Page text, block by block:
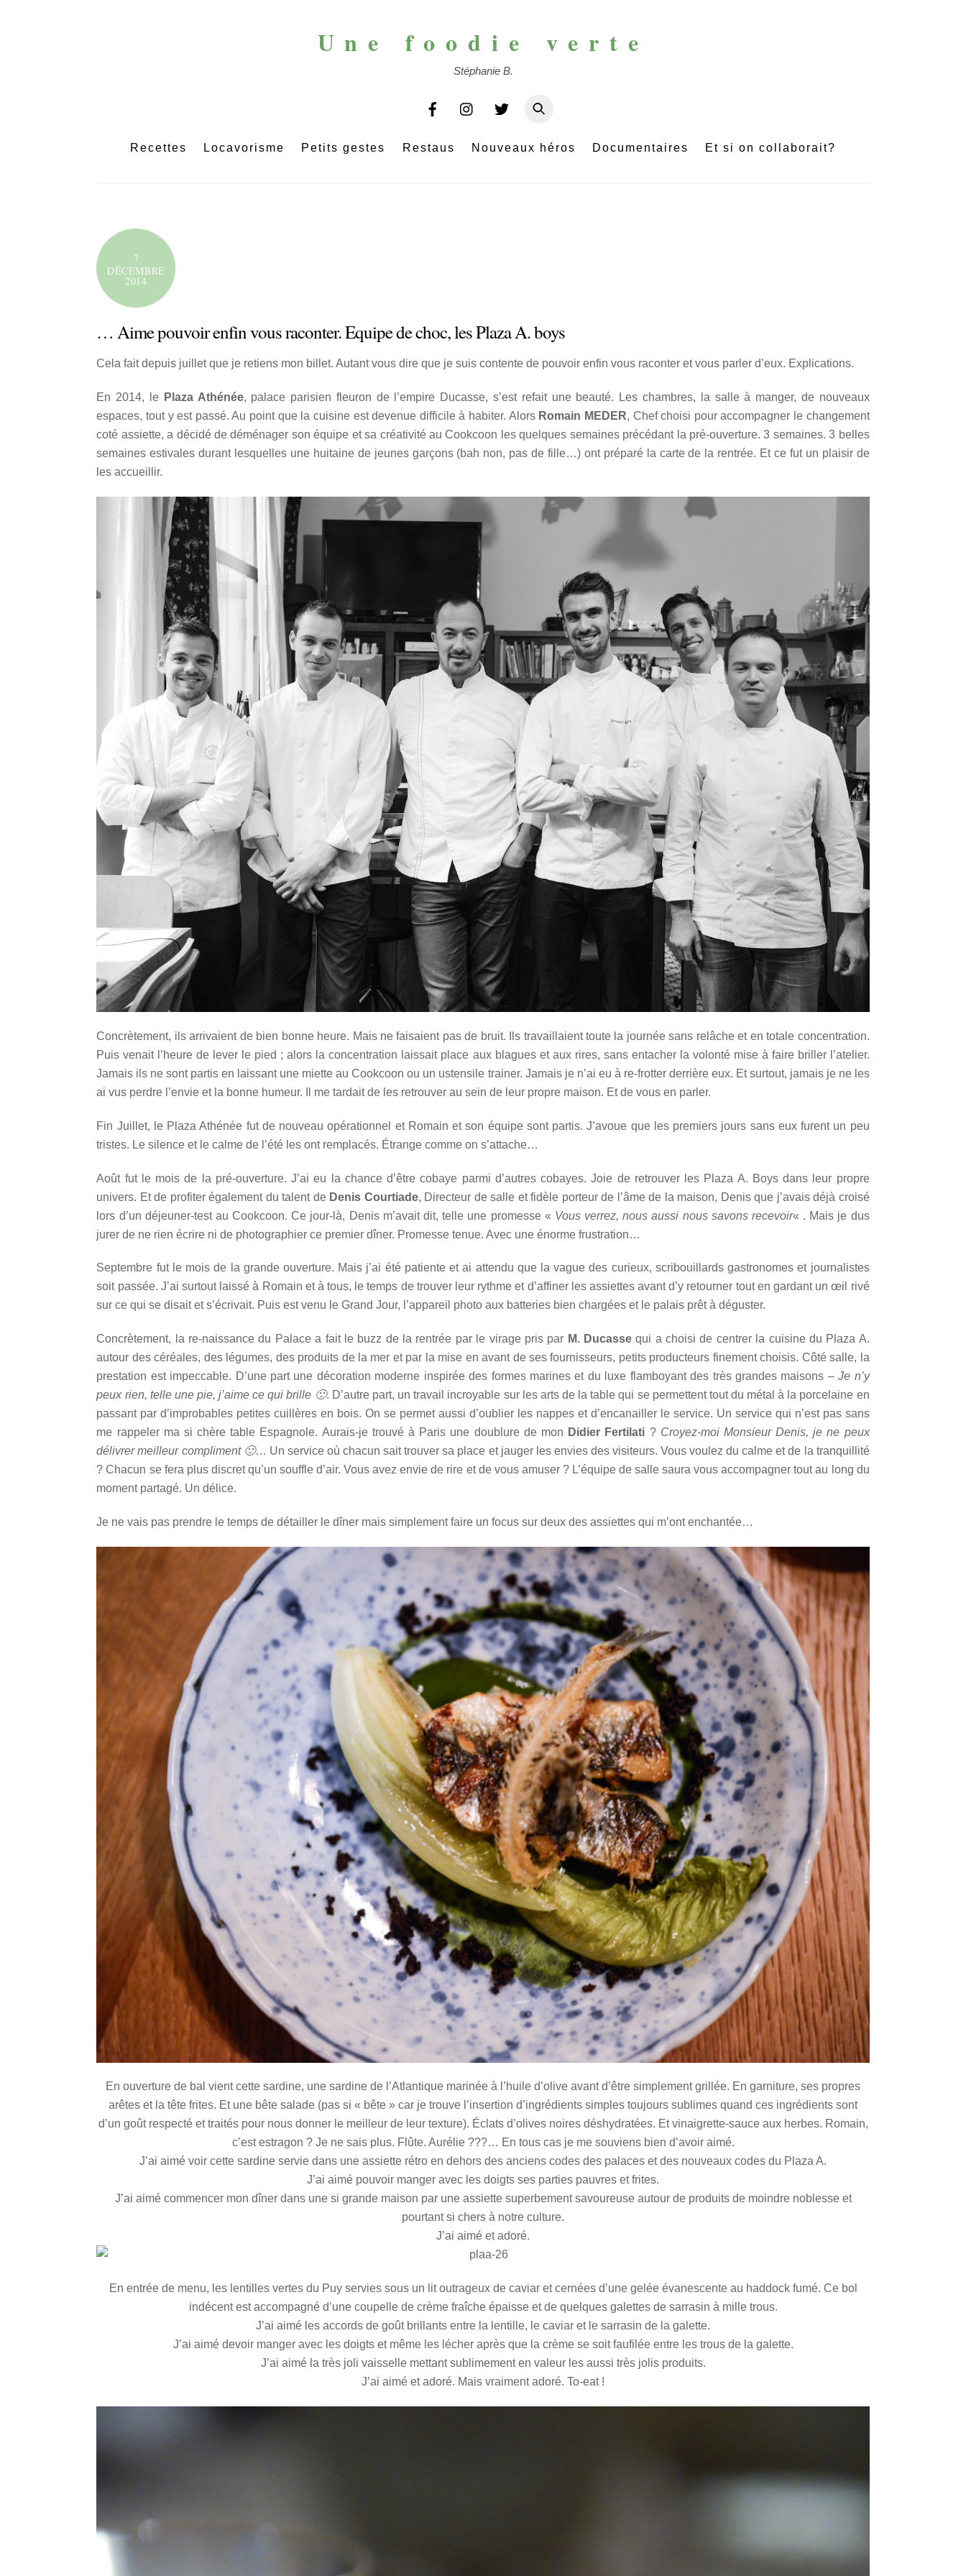
Une foodie verte
Stéphanie B.
Recettes Locavorisme Petits gestes Restaus Nouveaux héros Documentaires Et si on collaborait?
7
DÉCEMBRE
2014
… Aime pouvoir enfin vous raconter. Equipe de choc, les Plaza A. boys
Cela fait depuis juillet que je retiens mon billet. Autant vous dire que je suis contente de pouvoir enfin vous raconter et vous parler d’eux. Explications.
En 2014, le Plaza Athénée, palace parisien fleuron de l’empire Ducasse, s’est refait une beauté. Les chambres, la salle à manger, de nouveaux
espaces, tout y est passé. Au point que la cuisine est devenue difficile à habiter. Alors Romain MEDER, Chef choisi pour accompagner le changement
coté assiette, a décidé de déménager son équipe et sa créativité au Cookcoon les quelques semaines précédant la pré-ouverture. 3 semaines. 3 belles
semaines estivales durant lesquelles une huitaine de jeunes garçons (bah non, pas de fille…) ont préparé la carte de la rentrée. Et ce fut un plaisir de
les accueillir.
Concrètement, ils arrivaient de bien bonne heure. Mais ne faisaient pas de bruit. Ils travaillaient toute la journée sans relâche et en totale concentration.
Puis venait l’heure de lever le pied ; alors la concentration laissait place aux blagues et aux rires, sans entacher la volonté mise à faire briller l’atelier.
Jamais ils ne sont partis en laissant une miette au Cookcoon ou un ustensile trainer. Jamais je n’ai eu à re-frotter derrière eux. Et surtout, jamais je ne les
ai vus perdre l’envie et la bonne humeur. Il me tardait de les retrouver au sein de leur propre maison. Et de vous en parler.
Fin Juillet, le Plaza Athénée fut de nouveau opérationnel et Romain et son équipe sont partis. J’avoue que les premiers jours sans eux furent un peu
tristes. Le silence et le calme de l’été les ont remplacés. Étrange comme on s’attache…
Août fut le mois de la pré-ouverture. J’ai eu la chance d’être cobaye parmi d’autres cobayes. Joie de retrouver les Plaza A. Boys dans leur propre
univers. Et de profiter également du talent de Denis Courtiade, Directeur de salle et fidèle porteur de l’âme de la maison, Denis que j’avais déjà croisé
lors d’un déjeuner-test au Cookcoon. Ce jour-là, Denis m’avait dit, telle une promesse « Vous verrez, nous aussi nous savons recevoir« . Mais je dus
jurer de ne rien écrire ni de photographier ce premier dîner. Promesse tenue. Avec une énorme frustration…
Septembre fut le mois de la grande ouverture. Mais j’ai été patiente et ai attendu que la vague des curieux, scribouillards gastronomes et journalistes
soit passée. J’ai surtout laissé à Romain et à tous, le temps de trouver leur rythme et d’affiner les assiettes avant d’y retourner tout en gardant un œil rivé
sur ce qui se disait et s’écrivait. Puis est venu le Grand Jour, l’appareil photo aux batteries bien chargées et le palais prêt à déguster.
Concrètement, la re-naissance du Palace a fait le buzz de la rentrée par le virage pris par M. Ducassequi a choisi de centrer la cuisine du Plaza A.
autour des céréales, des légumes, des produits de la mer et par la mise en avant de ses fournisseurs, petits producteurs finement choisis. Côté salle, la
prestation est impeccable. D’une part une décoration moderne inspirée des formes marines et du luxe flamboyant des très grandes maisons –Je n’y
peux rien, telle une pie, j’aime ce qui brille 🙂. D’autre part, un travail incroyable sur les arts de la table qui se permettent tout du métal à la porcelaine en
passant par d’improbables petites cuillères en bois. On se permet aussi d’oublier les nappes et d’encanailler le service. Un service qui n’est pas sans
me rappeler ma si chère table Espagnole. Aurais-je trouvé à Paris une doublure de mon Didier Fertilati ? Croyez-moi Monsieur Denis, je ne peux
délivrer meilleur compliment 🙂… Un service où chacun sait trouver sa place et jauger les envies des visiteurs. Vous voulez du calme et de la tranquillité
? Chacun se fera plus discret qu’un souffle d’air. Vous avez envie de rire et de vous amuser ? L’équipe de salle saura vous accompagner tout au long du
moment partagé. Un délice.
Je ne vais pas prendre le temps de détailler le dîner mais simplement faire un focus sur deux des assiettes qui m’ont enchantée…
En ouverture de bal vient cette sardine, une sardine de l’Atlantique marinée à l’huile d’olive avant d’être simplement grillée. En garniture, ses propres
arêtes et la tête frites. Et une bête salade (pas si « bête » car je trouve l’insertion d’ingrédients simples toujours sublimes quand ces ingrédients sont
d’un goût respecté et traités pour nous donner le meilleur de leur texture). Éclats d’olives noires déshydratées. Et vinaigrette-sauce aux herbes. Romain,
c’est estragon ? Je ne sais plus. Flûte. Aurélie ???… En tous cas je me souviens bien d’avoir aimé.
J’ai aimé voir cette sardine servie dans une assiette rétro en dehors des anciens codes des palaces et des nouveaux codes du Plaza A.
J’ai aimé pouvoir manger avec les doigts ses parties pauvres et frites.
J’ai aimé commencer mon dîner dans une si grande maison par une assiette superbement savoureuse autour de produits de moindre noblesse et
pourtant si chers à notre culture.
J’ai aimé et adoré.
En entrée de menu, les lentilles vertes du Puy servies sous un lit outrageux de caviar et cernées d’une gelée évanescente au haddock fumé. Ce bol
indécent est accompagné d’une coupelle de crème fraîche épaisse et de quelques galettes de sarrasin à mille trous.
J’ai aimé les accords de goût brillants entre la lentille, le caviar et le sarrasin de la galette.
J’ai aimé devoir manger avec les doigts et même les lécher après que la crème se soit faufilée entre les trous de la galette.
J’ai aimé la très joli vaisselle mettant sublimement en valeur les aussi très jolis produits.
J’ai aimé et adoré. Mais vraiment adoré. To-eat !